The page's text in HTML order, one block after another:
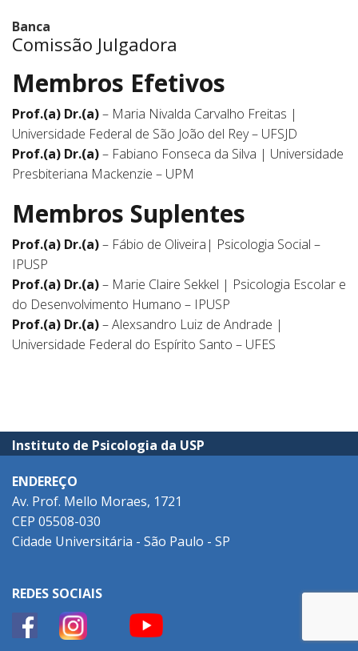
Banca
Comissão Julgadora
Membros Efetivos
Prof.(a) Dr.(a)– Maria Nivalda Carvalho Freitas |
Universidade Federal de São João del Rey – UFSJD
Prof.(a) Dr.(a)– Fabiano Fonseca da Silva | Universidade
Presbiteriana Mackenzie – UPM
Membros Suplentes
Prof.(a) Dr.(a)– Fábio de Oliveira| Psicologia Social –
IPUSP
Prof.(a) Dr.(a)– Marie Claire Sekkel | Psicologia Escolar e
do Desenvolvimento Humano – IPUSP
Prof.(a) Dr.(a)– Alexsandro Luiz de Andrade |
Universidade Federal do Espírito Santo – UFES
Instituto de Psicologia da USP
ENDEREÇO
Av. Prof. Mello Moraes, 1721
CEP 05508-030
Cidade Universitária - São Paulo - SP
REDES SOCIAIS